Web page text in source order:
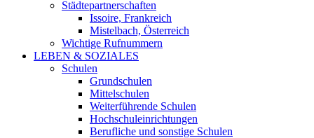
Städtepartnerschaften
Issoire, Frankreich
Mistelbach, Österreich
Wichtige Rufnummern
LEBEN & SOZIALES
Schulen
Grundschulen
Mittelschulen
Weiterführende Schulen
Hochschuleinrichtungen
Berufliche und sonstige Schulen